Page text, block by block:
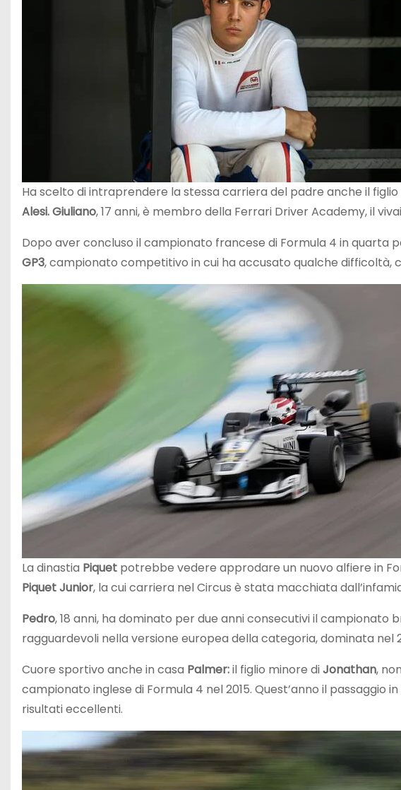
Ha scelto di intraprendere la stessa carriera del padre anche il
Alesi. Giuliano, 17 anni, è membro della Ferrari Driver Academy, il
Dopo aver concluso il campionato francese di Formula 4 in quarta
GP3, campionato competitivo in cui ha accusato qualche difficoltà,
La dinastia Piquet potrebbe vedere approdare un nuovo alfiere in
Piquet Junior, la cui carriera nel Circus è stata macchiata
Pedro, 18 anni, ha dominato per due anni consecutivi il campionato
ragguardevoli nella versione europea della categoria, dominata nel
Cuore sportivo anche in casa Palmer:il figlio minore diJonathan,
campionato inglese di Formula 4 nel 2015. Quest’anno il passaggio
risultati eccellenti.